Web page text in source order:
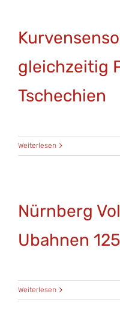
gleichzeitig
Tschechien
Weiterlesen
Nürnberg
Ubahnen
Weiterlesen